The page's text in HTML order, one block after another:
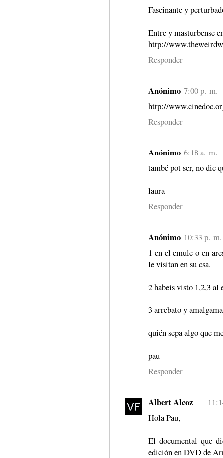
Fascinante y
Entre y masturbense
http://
Responder
Anónimo 7:00 p. m.
http://
Responder
Anónimo 6:18 a. m.
també pot ser, no dic
laura
Responder
Anónimo 10:33 p. m.
1 en el emule o en
le visitan en su csa.
2 habeis visto 1,2,3 al
3 arrebato y
quién sepa algo que
pau
Responder
Albert Alcoz
Hola Pau,
El documental que
edición en DVD de